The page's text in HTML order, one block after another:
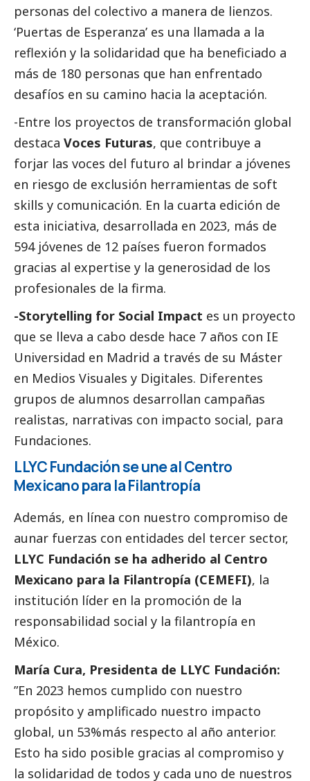
personas del colectivo a manera de lienzos.
‘Puertas de Esperanza’ es una llamada a la
reflexión y la solidaridad que ha beneficiado a
más de 180 personas que han enfrentado
desafíos en su camino hacia la aceptación.
-Entre los proyectos de transformación global
destaca Voces Futuras, que contribuye a
forjar las voces del futuro al brindar a jóvenes
en riesgo de exclusión herramientas de soft
skills y comunicación. En la cuarta edición de
esta iniciativa, desarrollada en 2023, más de
594 jóvenes de 12 países fueron formados
gracias al expertise y la generosidad de los
profesionales de la firma.
-Storytelling for Social Impact es un proyecto
que se lleva a cabo desde hace 7 años con IE
Universidad en Madrid a través de su Máster
en Medios Visuales y Digitales. Diferentes
grupos de alumnos desarrollan campañas
realistas, narrativas con impacto social, para
Fundaciones.
LLYC Fundación se une al Centro
Mexicano para la Filantropía
Además, en línea con nuestro compromiso de
aunar fuerzas con entidades del tercer sector,
LLYC Fundación se ha adherido al Centro
Mexicano para la Filantropía (CEMEFI), la
institución líder en la promoción de la
responsabilidad social y la filantropía en
México.
María Cura, Presidenta de LLYC Fundación:
”En 2023 hemos cumplido con nuestro
propósito y amplificado nuestro impacto
global, un 53%más respecto al año anterior.
Esto ha sido posible gracias al compromiso y
la solidaridad de todos y cada uno de nuestros